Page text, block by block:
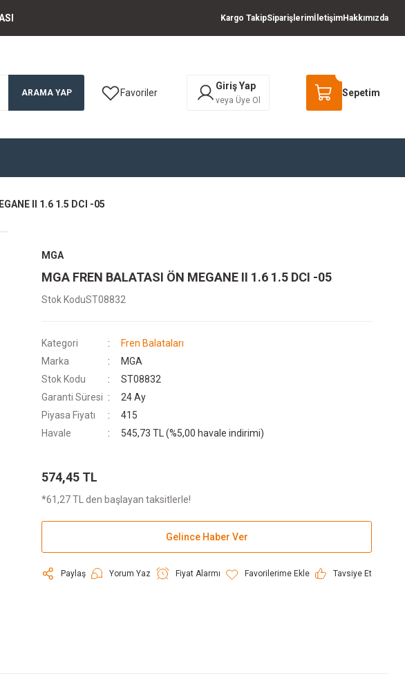
Kargo TakipSiparişlerimİletişimHakkımızda
ARAMA YAP Favoriler
Giriş Yap
veya Üye Ol
Sepetim
II 1.6 1.5 DCI -05
MGA
MGA FREN BALATASI ÖN MEGANE II 1.6 1.5 DCI -05
Stok KoduST08832
Kategori
Fren Balataları
Marka
MGA
Stok Kodu
ST08832
Garanti Süresi
24 Ay
Piyasa Fiyatı
415
Havale
545,73 TL (%5,00 havale indirimi)
574,45 TL
*61,27 TL den başlayan taksitlerle!
Gelince Haber Ver
Paylaş Yorum Yaz Fiyat Alarmı Tavsiye Et